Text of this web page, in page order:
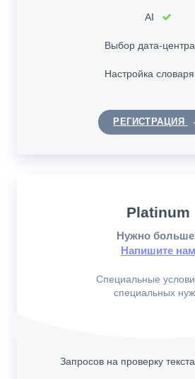
AI
Выбор дата-центра
Настройка словаря
РЕГИСТРАЦИЯ
Platinum
Нужно
Напишите нам
Специальные
специальных
Запросов на проверку текста